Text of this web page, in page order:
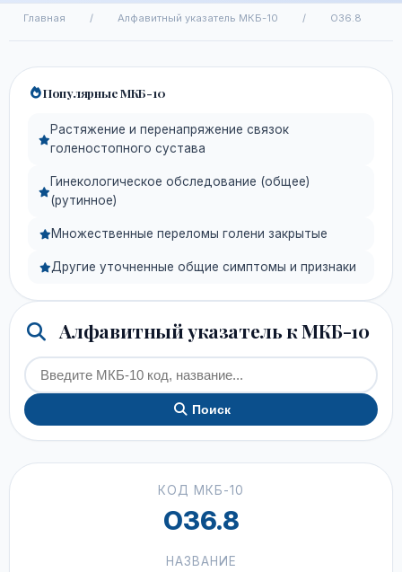
Главная / Алфавитный указатель МКБ-10 / O36.8
Популярные МКБ-10
Растяжение и перенапряжение связок
голеностопного сустава
Гинекологическое обследование (общее)
(рутинное)
Множественные переломы голени закрытые
Другие уточненные общие симптомы и признаки
Алфавитный указатель к МКБ-10
Поиск
КОД МКБ-10
O36.8
НАЗВАНИЕ